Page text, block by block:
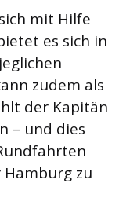
mit Hilfe
es sich in
zudem als
der Kapitän
– und dies
zu